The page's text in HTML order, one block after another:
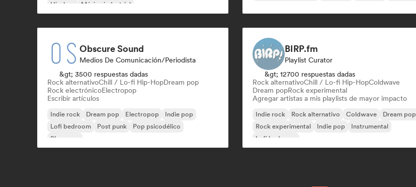
Hip-hop
Música industrial
Obscure Sound
Medios De Comunicación/Periodista
&gt; 3500 respuestas dadas
Rock alternativoChill / Lo-fi Hip-HopDream pop
Rock electrónicoElectropop
Escribir artículos
Indie rock Dream pop Electropop
Indie pop
Lofi bedroom
Post punk
Pop psicodélico
Shoegaze
BIRP.fm
Playlist Curator
&gt; 12700 respuestas dadas
Rock alternativoChill / Lo-fi Hip-HopColdwave
Dream popRock experimental
Agregar artistas a mis playlists de mayor impacto
Indie rock Rock alternativo Coldwave
Dream pop
Rock experimental
Indie pop
Instrumental
Lofi bedroom